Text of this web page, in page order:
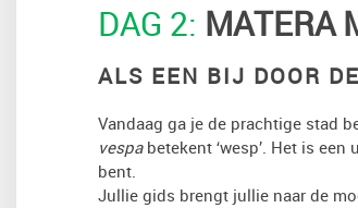
DAG 2: MATERA
ALS EEN BIJ DOOR
Vandaag ga je de prachtige stad
vespabetekent ‘wesp’. Het is
bent.
Jullie gids brengt jullie naar de